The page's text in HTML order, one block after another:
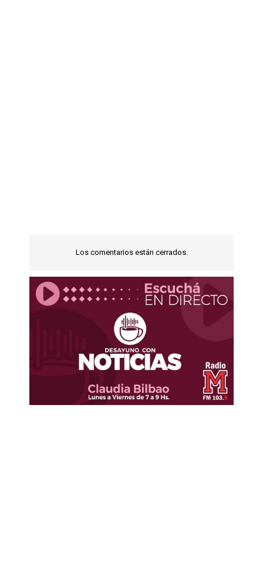
Los comentarios están cerrados.